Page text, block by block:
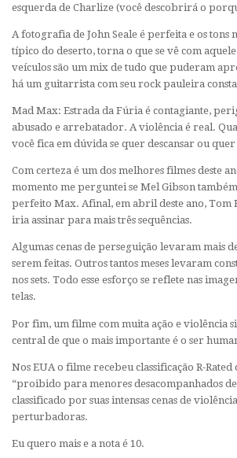
esquerda de Charlize (você descobrirá o
A fotografia de John Seale é perfeita e os tons
típico do deserto, torna o que se vê com
veículos são um mix de tudo que puderam
há um guitarrista com seu rock pauleira
Mad Max: Estrada da Fúria é contagiante,
abusado e arrebatador. A violência é real.
você fica em dúvida se quer descansar ou
Com certeza é um dos melhores filmes deste
momento me perguntei se Mel Gibson
perfeito Max. Afinal, em abril deste ano, Tom
iria assinar para mais três sequências.
Algumas cenas de perseguição levaram mais
serem feitas. Outros tantos meses levaram
nos sets. Todo esse esforço se reflete nas
telas.
Por fim, um filme com muita ação e violência
central de que o mais importante é o ser
Nos EUA o filme recebeu classificação R-Rated
“proibido para menores desacompanhados de
classificado por suas intensas cenas de
perturbadoras.
Eu quero mais e a nota é 10.